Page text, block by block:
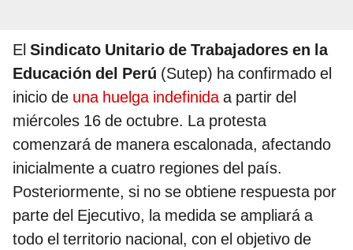
El Sindicato Unitario de Trabajadores en la
Educación del Perú (Sutep) ha confirmado el
inicio de una huelga indefinidaa partir del
miércoles 16 de octubre. La protesta
comenzará de manera escalonada, afectando
inicialmente a cuatro regiones del país.
Posteriormente, si no se obtiene respuesta por
parte del Ejecutivo, la medida se ampliará a
todo el territorio nacional, con el objetivo de